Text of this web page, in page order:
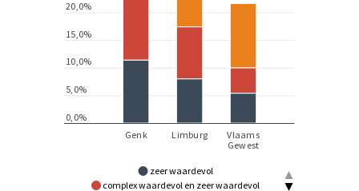
zeer waardevol
complex waardevol en zeer waardevol